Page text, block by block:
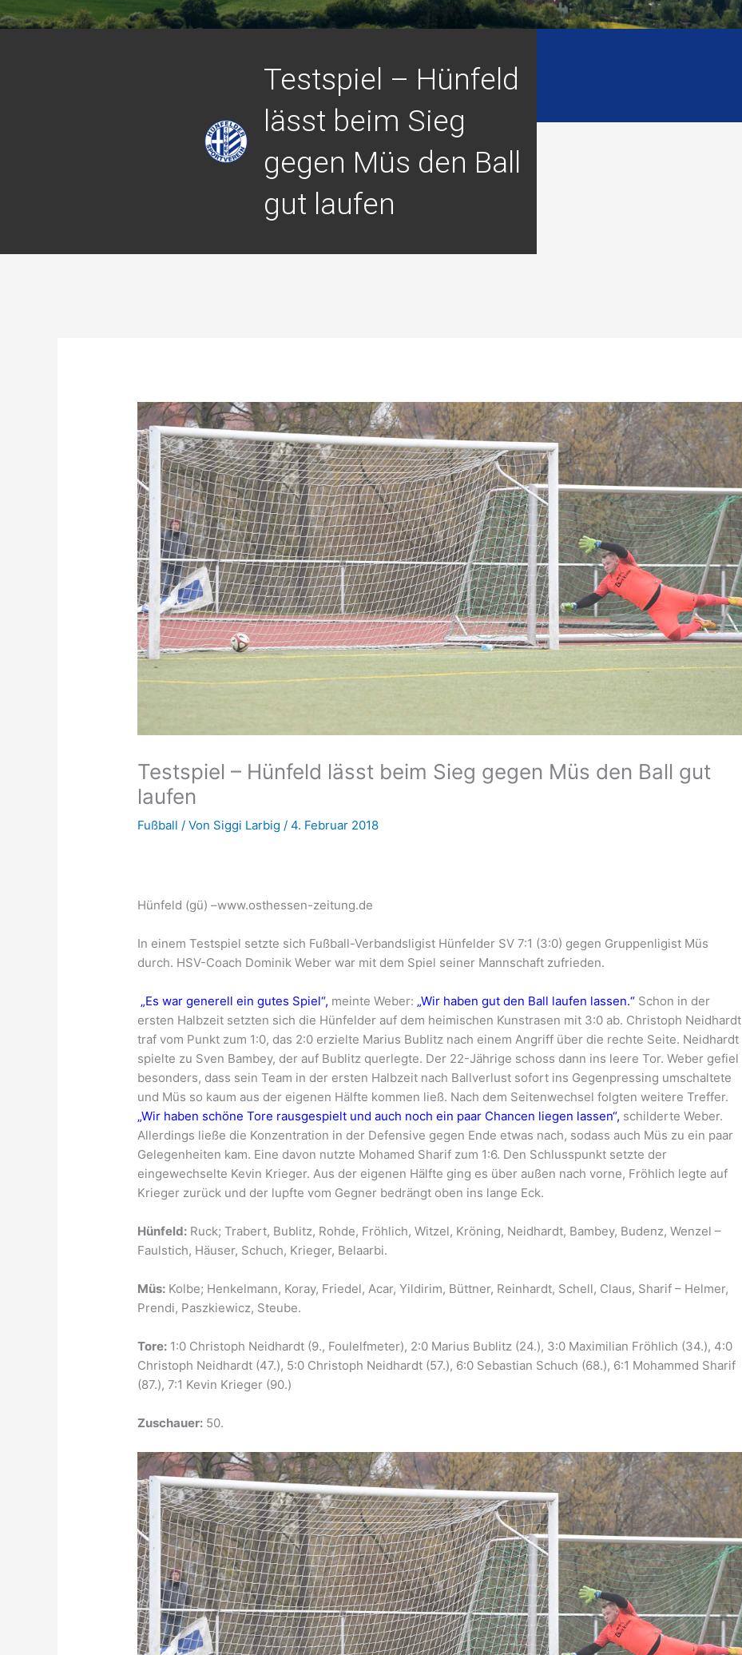
Testspiel – Hünfeld
lässt beim Sieg
gegen Müs den Ball
gut laufen
Testspiel – Hünfeld lässt beim Sieg gegen Müs den Ball gut
laufen
Fußball / Von Siggi Larbig/4. Februar 2018
Hünfeld (gü) –www.osthessen-zeitung.de
In einem Testspiel setzte sich Fußball-Verbandsligist Hünfelder SV 7:1 (3:0) gegen Gruppenligist Müs
durch. HSV-Coach Dominik Weber war mit dem Spiel seiner Mannschaft zufrieden.
„Es war generell ein gutes Spiel“, meinte Weber: „Wir haben gut den Ball laufen lassen.“ Schon in der
ersten Halbzeit setzten sich die Hünfelder auf dem heimischen Kunstrasen mit 3:0 ab. Christoph Neidhardt
traf vom Punkt zum 1:0, das 2:0 erzielte Marius Bublitz nach einem Angriff über die rechte Seite. Neidhardt
spielte zu Sven Bambey, der auf Bublitz querlegte. Der 22-Jährige schoss dann ins leere Tor. Weber gefiel
besonders, dass sein Team in der ersten Halbzeit nach Ballverlust sofort ins Gegenpressing umschaltete
und Müs so kaum aus der eigenen Hälfte kommen ließ. Nach dem Seitenwechsel folgten weitere Treffer.
„Wir haben schöne Tore rausgespielt und auch noch ein paar Chancen liegen lassen“, schilderte Weber.
Allerdings ließe die Konzentration in der Defensive gegen Ende etwas nach, sodass auch Müs zu ein paar
Gelegenheiten kam. Eine davon nutzte Mohamed Sharif zum 1:6. Den Schlusspunkt setzte der
eingewechselte Kevin Krieger. Aus der eigenen Hälfte ging es über außen nach vorne, Fröhlich legte auf
Krieger zurück und der lupfte vom Gegner bedrängt oben ins lange Eck.
Hünfeld: Ruck; Trabert, Bublitz, Rohde, Fröhlich, Witzel, Kröning, Neidhardt, Bambey, Budenz, Wenzel –
Faulstich, Häuser, Schuch, Krieger, Belaarbi.
Müs: Kolbe; Henkelmann, Koray, Friedel, Acar, Yildirim, Büttner, Reinhardt, Schell, Claus, Sharif – Helmer,
Prendi, Paszkiewicz, Steube.
Tore: 1:0 Christoph Neidhardt (9., Foulelfmeter), 2:0 Marius Bublitz (24.), 3:0 Maximilian Fröhlich (34.), 4:0
Christoph Neidhardt (47.), 5:0 Christoph Neidhardt (57.), 6:0 Sebastian Schuch (68.), 6:1 Mohammed Sharif
(87.), 7:1 Kevin Krieger (90.)
Zuschauer: 50.